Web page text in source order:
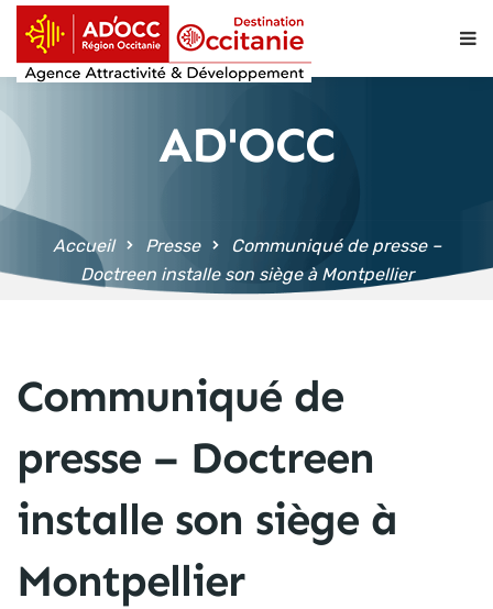
principal
AD'OCC
Accueil Presse
Communiqué de presse –
Doctreen installe son siège à Montpellier
Communiqué de
presse – Doctreen
installe son siège à
Montpellier